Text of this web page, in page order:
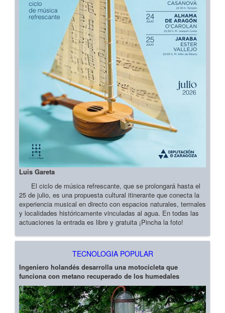
Luis Gareta
El ciclo de música refrescante, que se prolongará hasta el
25 de julio, es una propuesta cultural itinerante que conecta la
experiencia musical en directo con espacios naturales, termales
y localidades históricamente vinculadas al agua. En todas las
actuaciones la entrada es libre y gratuita ¡Pincha la foto!
TECNOLOGIA POPULAR
Ingeniero holandés desarrolla una motocicleta que
funciona con metano recuperado de los humedales